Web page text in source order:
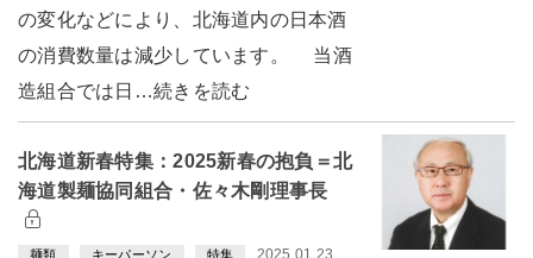
の変化などにより、北海道内の日本酒
の消費数量は減少しています。 当酒
造組合では日…続きを読む
北海道新春特集：2025新春の抱負＝北
海道製麺協同組合・佐々木剛理事長
麺類 キーパーソン 特集 2025.01.23